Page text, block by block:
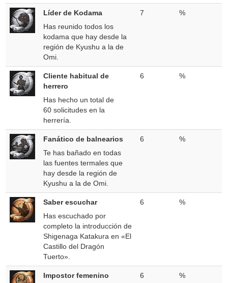
Líder de Kodama
Has reunido todos los
kodama que hay desde la
región de Kyushu a la de
Omi.
7 %
Cliente habitual de
herrero
Has hecho un total de
60 solicitudes en la
herrería.
6 %
Fanático de balnearios
Te has bañado en todas
las fuentes termales que
hay desde la región de
Kyushu a la de Omi.
6 %
Saber escuchar
Has escuchado por
completo la introducción de
Shigenaga Katakura en «El
Castillo del Dragón
Tuerto».
6 %
Impostor femenino
6 %